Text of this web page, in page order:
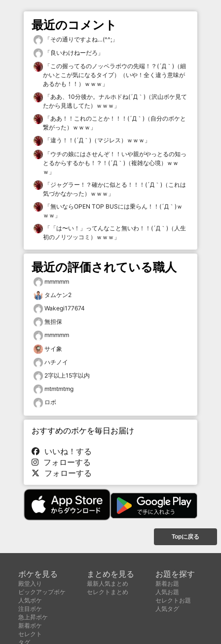
最近のコメント
「その通りですよね…(^^; 」
「 良いわけねーだろ 」
「この握ってるのノッペラボウの先端！？(´Д｀)（細
かいとこが気になるタイプ）（いや！全く違う意味が
あるかも！！）ｗｗｗ 」
「ああ、10分後か。ナルホドね(´Д｀)（沢山ボケ見て
たから見逃してた）ｗｗｗ 」
「ああ！！これのことか！！！(´Д｀)（自分のボケと
繋がった）ｗｗｗ 」
「違う！！(´Д｀)（マジレス）ｗｗｗ 」
「ウチの娘にはさせんぞ！！いや親がやっとるの知っ
とるからするかも！？！(´Д｀)（複雑な心境）ｗｗ
ｗ 」
「ジャグラー！？確かに似とる！！！(´Д｀)（これは
気づかなかった）ｗｗｗ 」
「無いならOPEN TOP BUSには乗らん！！(´Д｀)ｗ
ｗｗ 」
「 「は〜い！」ってんなこと無いわ！！(´Д｀)（人生
初のノリツッコミ）ｗｗｗ 」
最近の評価されている職人
mmmmm
タムケン2
Wakegi177674
無担保
mmmmm
サイ象
ハチノイ
2字以上15字以内
mtmtmtmg
ロボ
おすすめのボケを毎日お届け
いいね！する
フォローする
フォローする
Topに戻る
ボケを見る
殿堂入り
ピックアップボケ
人気ボケ
注目ボケ
急上昇ボケ
新着ボケ
セレクト
タグ
まとめを見る
最新人気まとめ
セレクトまとめ
お題を探す
新着お題
人気お題
セレクトお題
人気タグ